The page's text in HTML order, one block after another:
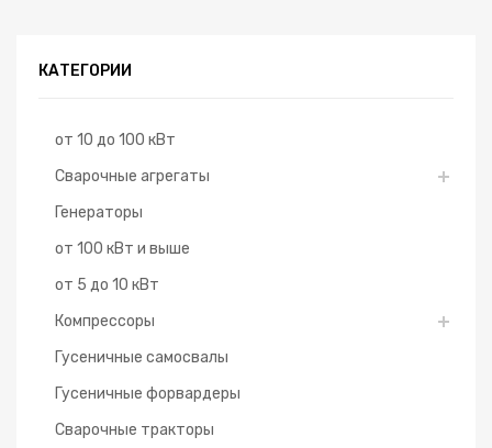
КАТЕГОРИИ
от 10 до 100 кВт
Сварочные агрегаты
Генераторы
от 100 кВт и выше
от 5 до 10 кВт
Компрессоры
Гусеничные самосвалы
Гусеничные форвардеры
Сварочные тракторы